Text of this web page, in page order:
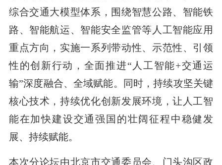
综合交通大模型体系，围绕智慧公路、智能铁
路、智能航运、智能安全监管等人工智能应用
重点方向，实施一系列带动性、示范性、引领
性的创新行动，全面推进“人工智能+交通运
输”深度融合、全域赋能。同时，持续攻坚关键
核心技术，持续优化创新发展环境，让人工智
能在加快建设交通强国的壮阔征程中稳健发
展、持续赋能。
本次分论坛由北京市交通委员会、门头沟区政